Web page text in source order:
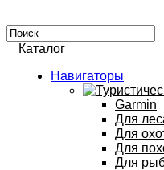
Каталог
Навигаторы
Garmin
Для
Для
Для
Для